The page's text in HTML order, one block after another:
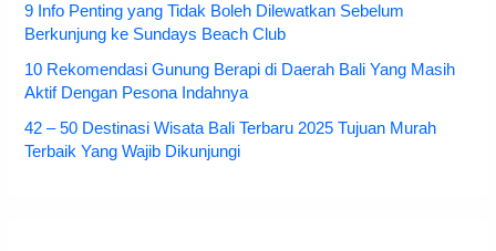
9 Info Penting yang Tidak Boleh Dilewatkan Sebelum
Berkunjung ke Sundays Beach Club
10 Rekomendasi Gunung Berapi di Daerah Bali Yang Masih
Aktif Dengan Pesona Indahnya
42 – 50 Destinasi Wisata Bali Terbaru 2025 Tujuan Murah
Terbaik Yang Wajib Dikunjungi